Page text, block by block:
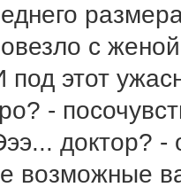
с
под этот
-
доктор? -
возможные